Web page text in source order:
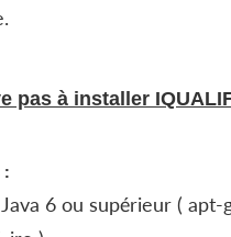
pas à installer
6 ou supérieur ( apt-